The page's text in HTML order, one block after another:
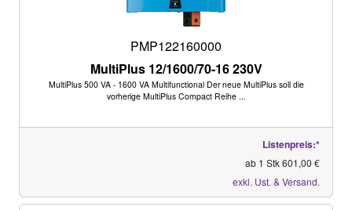
PMP122160000
MultiPlus 12/1600/70-16 230V
MultiPlus 500 VA - 1600 VA Multifunctional Der neue MultiPlus soll die
vorherige MultiPlus Compact Reihe ...
Listenpreis:*
ab 1 Stk 601,00 €
exkl. Ust. & Versand.